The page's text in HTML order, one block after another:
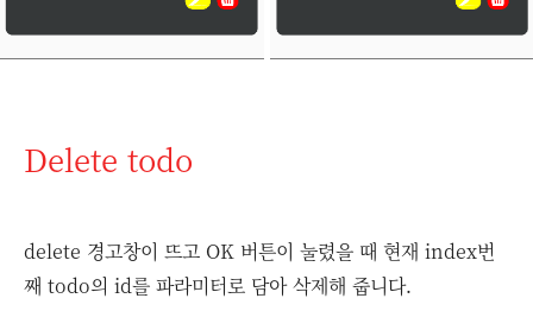
Delete todo
delete 경고창이 뜨고 OK 버튼이 눌렸을 때 현재 index번
째 todo의 id를 파라미터로 담아 삭제해 줍니다.